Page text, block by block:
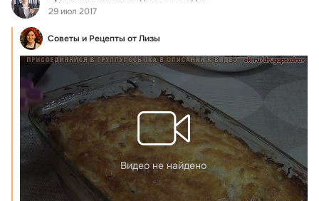
29 июл 2017
Советы и Рецепты от Лизы
Видео не найдено